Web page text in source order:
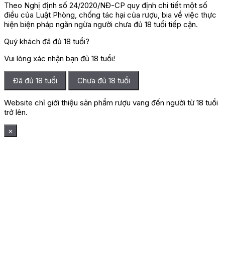
Theo Nghị định số 24/2020/NĐ-CP quy định chi tiết một số
điều của Luật Phòng, chống tác hại của rượu, bia về việc thực
hiện biện pháp ngăn ngừa người chưa đủ 18 tuổi tiếp cận.
Quý khách đã đủ 18 tuổi?
Vui lòng xác nhận bạn đủ 18 tuổi!
Đã đủ 18 tuổi Chưa đủ 18 tuổi
Website chỉ giới thiệu sản phẩm rượu vang đến người từ 18 tuổi
trở lên.
×